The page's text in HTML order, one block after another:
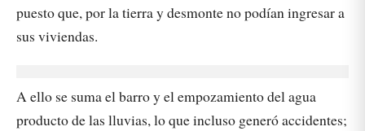
puesto que, por la tierra y desmonte no podían ingresar a
sus viviendas.
A ello se suma el barro y el empozamiento del agua
producto de las lluvias, lo que incluso generó accidentes;